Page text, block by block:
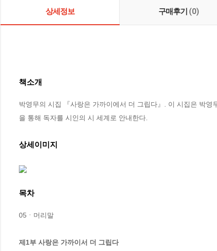
상세정보 구매후기 (0)
책소개
박영무의 시집 『사랑은 가까이에서 더 그립다』. 이 시집은 박
을 통해 독자를 시인의 시 세계로 안내한다.
상세이미지
목차
05ㆍ머리말
제1부 사랑은 가까이서 더 그립다